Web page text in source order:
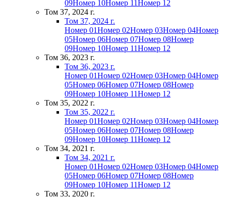
09Номер 10Номер 11Номер 12
Том 37, 2024 г.
Том 37, 2024 г.
Номер 01Номер 02Номер 03Номер 04Номер
05Номер 06Номер 07Номер 08Номер
09Номер 10Номер 11Номер 12
Том 36, 2023 г.
Том 36, 2023 г.
Номер 01Номер 02Номер 03Номер 04Номер
05Номер 06Номер 07Номер 08Номер
09Номер 10Номер 11Номер 12
Том 35, 2022 г.
Том 35, 2022 г.
Номер 01Номер 02Номер 03Номер 04Номер
05Номер 06Номер 07Номер 08Номер
09Номер 10Номер 11Номер 12
Том 34, 2021 г.
Том 34, 2021 г.
Номер 01Номер 02Номер 03Номер 04Номер
05Номер 06Номер 07Номер 08Номер
09Номер 10Номер 11Номер 12
Том 33, 2020 г.